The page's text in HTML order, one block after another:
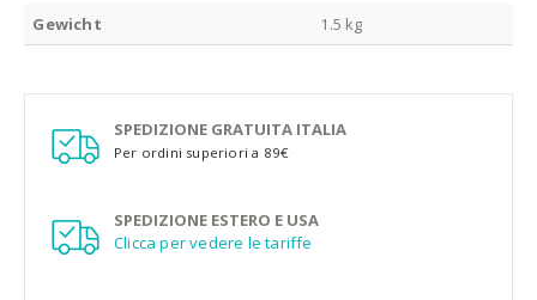
Gewicht 1.5 kg
SPEDIZIONE GRATUITA ITALIA
Per ordini superiori a 89€
SPEDIZIONE ESTERO E USA
Clicca per vedere le tariffe